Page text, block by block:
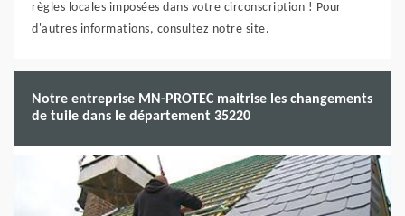
règles locales imposées dans votre circonscription ! Pour
d'autres informations, consultez notre site.
Notre entreprise MN-PROTEC maitrise les changements
de tuile dans le département 35220